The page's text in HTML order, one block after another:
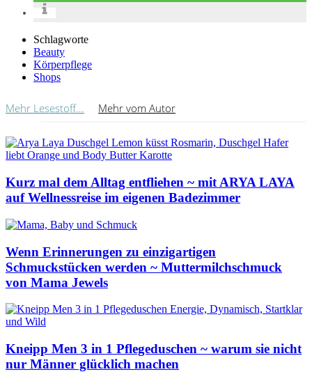
Schlagworte
Beauty
Körperpflege
Shops
Mehr Lesestoff... Mehr vom Autor
Kurz mal dem Alltag entfliehen ~ mit ARYA LAYA
auf Wellnessreise im eigenen Badezimmer
Wenn Erinnerungen zu einzigartigen
Schmuckstücken werden ~ Muttermilchschmuck
von Mama Jewels
Kneipp Men 3 in 1 Pflegeduschen ~ warum sie nicht
nur Männer glücklich machen